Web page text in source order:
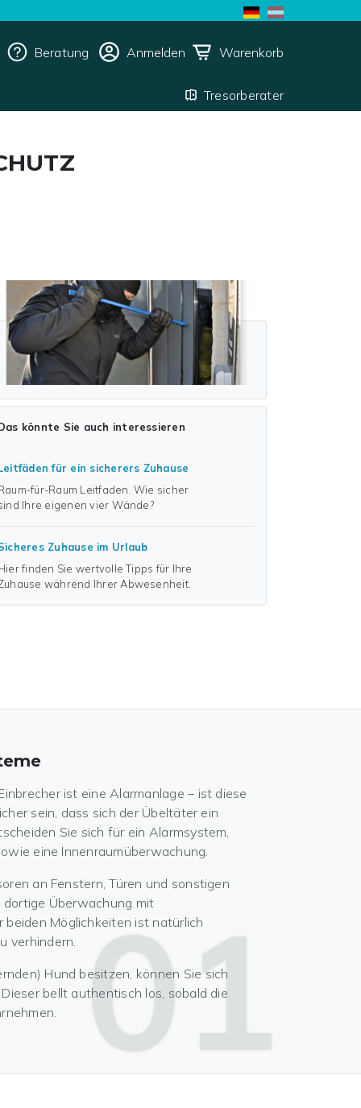
Beratung Anmelden Warenkorb
Tresorberater
könnte Sie auch interessieren
für ein sicherers Zuhause
für-Raum Leitfaden. Wie sicher
Ihre eigenen vier Wände?
Zuhause im Urlaub
finden Sie wertvolle Tipps für Ihre
während Ihrer Abwesenheit.
ist eine Alarmanlage – ist diese
sein, dass sich der Übeltäter ein
Sie sich für ein Alarmsystem,
eine Innenraumüberwachung.
an Fenstern, Türen und sonstigen
dortige Überwachung mit
beiden Möglichkeiten ist natürlich
verhindern.
Hund besitzen, können Sie sich
bellt authentisch los, sobald die
01